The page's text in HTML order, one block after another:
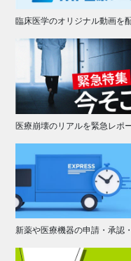
臨床医学のオリジナル動画を
医療崩壊のリアルを緊急レポ
新薬や医療機器の申請・承認